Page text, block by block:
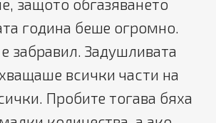
защото обгазяването
година беше огромно.
забравил. Задушливата
всички части на
Пробите тогава бяха